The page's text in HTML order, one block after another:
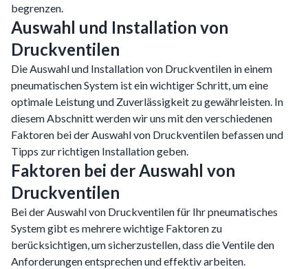
begrenzen.
Auswahl und Installation von
Druckventilen
Die Auswahl und Installation von Druckventilen in einem
pneumatischen System ist ein wichtiger Schritt, um eine
optimale Leistung und Zuverlässigkeit zu gewährleisten. In
diesem Abschnitt werden wir uns mit den verschiedenen
Faktoren bei der Auswahl von Druckventilen befassen und
Tipps zur richtigen Installation geben.
Faktoren bei der Auswahl von
Druckventilen
Bei der Auswahl von Druckventilen für Ihr pneumatisches
System gibt es mehrere wichtige Faktoren zu
berücksichtigen, um sicherzustellen, dass die Ventile den
Anforderungen entsprechen und effektiv arbeiten.